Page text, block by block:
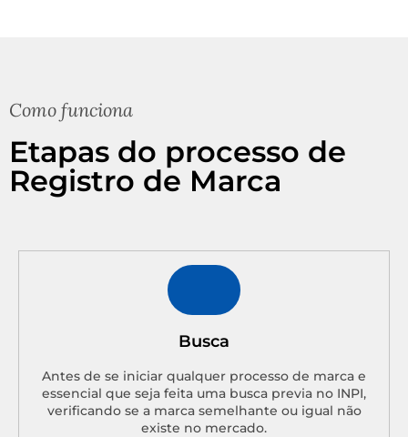
Como funciona
Etapas do processo de
Registro de Marca
Busca
Antes de se iniciar qualquer processo de marca e
essencial que seja feita uma busca previa no INPI,
verificando se a marca semelhante ou igual não
existe no mercado.